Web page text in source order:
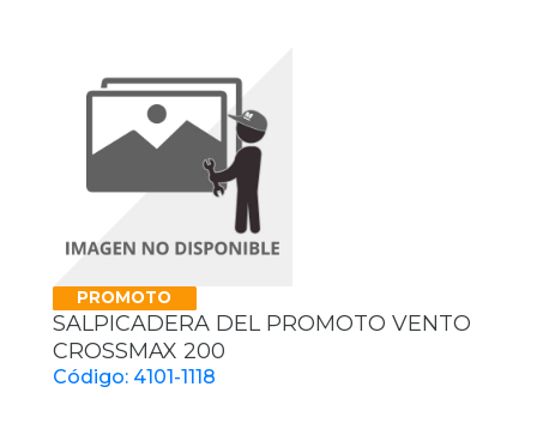
PROMOTO
SALPICADERA DEL PROMOTO VENTO
CROSSMAX 200
Código: 4101-1118